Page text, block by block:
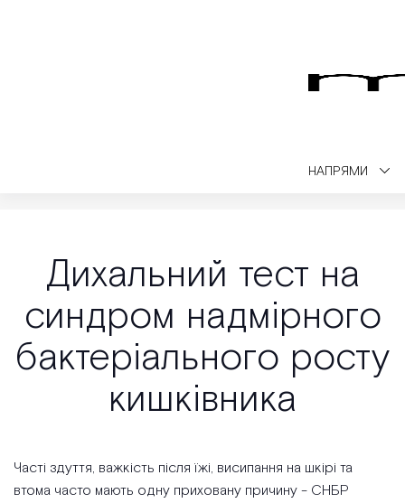
НАПРЯМИ
Дихальний тест на
синдром надмірного
бактеріального росту
кишківника
Часті здуття, важкість після їжі, висипання на шкірі та
втома часто мають одну приховану причину - СНБР